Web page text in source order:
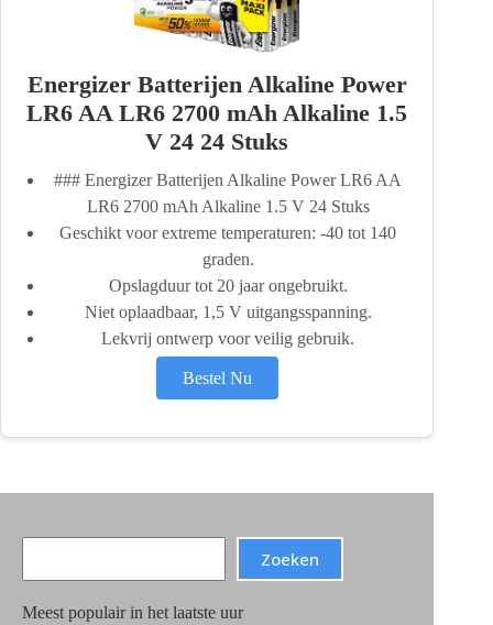
Energizer Batterijen Alkaline Power
LR6 AA LR6 2700 mAh Alkaline 1.5
V 24 24 Stuks
### Energizer Batterijen Alkaline Power LR6 AA
LR6 2700 mAh Alkaline 1.5 V 24 Stuks
Geschikt voor extreme temperaturen: -40 tot 140
graden.
Opslagduur tot 20 jaar ongebruikt.
Niet oplaadbaar, 1,5 V uitgangsspanning.
Lekvrij ontwerp voor veilig gebruik.
Bestel Nu
Zoeken
Meest populair in het laatste uur